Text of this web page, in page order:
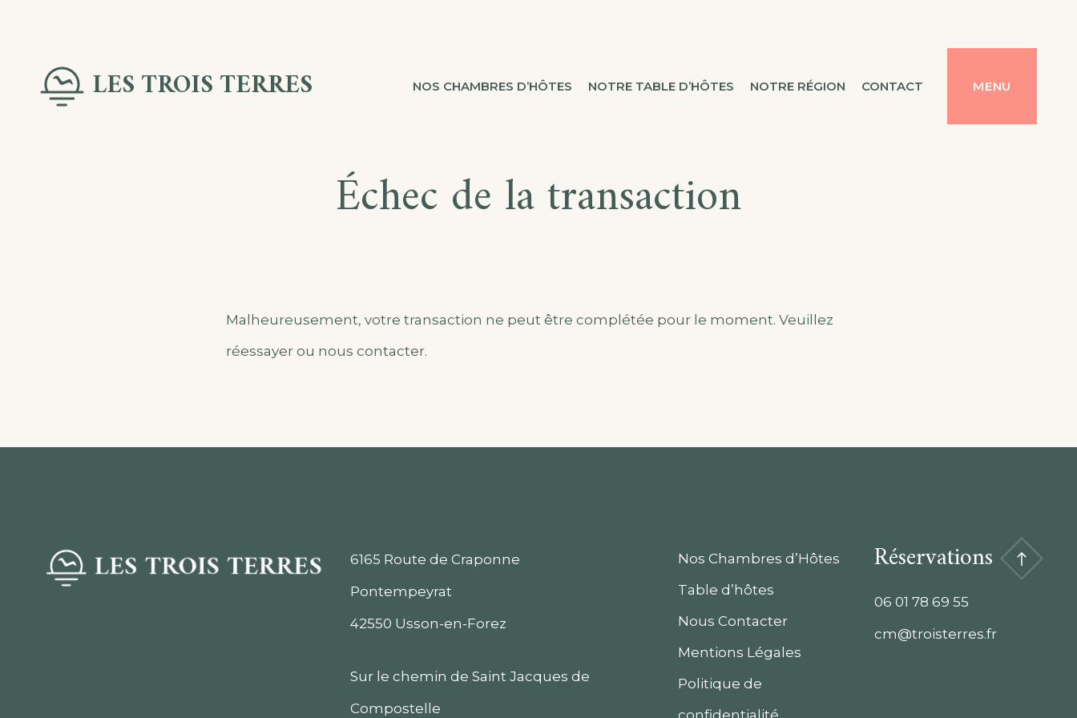
content
LES TROIS TERRES NOS CHAMBRES D’HÔTES NOTRE TABLE D’HÔTES NOTRE RÉGION CONTACT MENU
Échec de la transaction
Malheureusement, votre transaction ne peut être complétée pour le moment. Veuillez
réessayer ou nous contacter.
6165 Route de Craponne
Pontempeyrat
42550 Usson-en-Forez
Sur le chemin de Saint Jacques de
Compostelle
Nos Chambres d’Hôtes
Table d’hôtes
Nous Contacter
Mentions Légales
Politique de
confidentialité
Réservations
06 01 78 69 55
cm@troisterres.fr